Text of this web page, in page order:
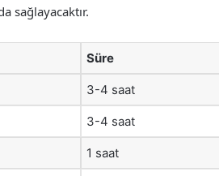
sağlayacaktır.
Süre
3-4 saat
3-4 saat
1 saat